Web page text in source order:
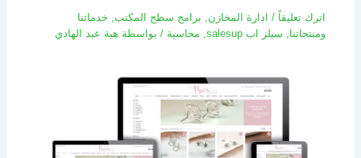
اترك تعليقاً / ادارة المخازن, برامج سطح المكتب, خدماتنا
ومنتجاتنا, سيلز اب salesup , محاسبة / بواسطة هبة عبد الهادي